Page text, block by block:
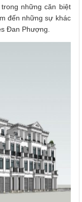
những căn biệt
đến những sự khác
Đan Phượng.